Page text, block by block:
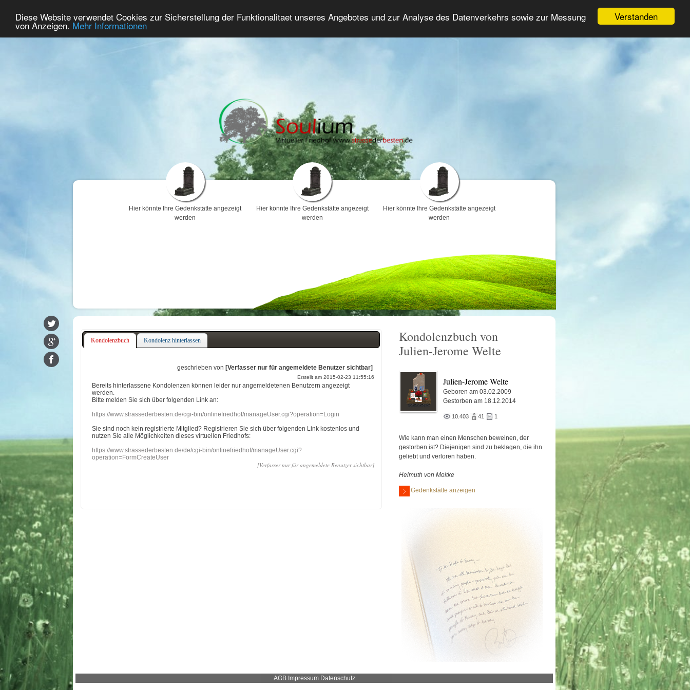
Verstanden
Diese Website verwendet Cookies zur Sicherstellung der Funktionalitaet unseres Angebotes und zur Analyse des Datenverkehrs sowie zur Messung
von Anzeigen. Mehr Informationen
Home Premium Gedenken Trauerforum Erweiterte Suche Anmelden
Hier könnte Ihre Gedenkstätte angezeigt
werden
Hier könnte Ihre Gedenkstätte angezeigt
werden
Hier könnte Ihre Gedenkstätte angezeigt
werden
Kondolenzbuch Kondolenz hinterlassen
geschrieben von [Verfasser nur für angemeldete Benutzer sichtbar]
Erstellt am 2015-02-23 11:55:16
Bereits hinterlassene Kondolenzen können leider nur angemeldetenen Benutzern angezeigt
werden.
Bitte melden Sie sich über folgenden Link an:
https://www.strassederbesten.de/cgi-bin/onlinefriedhof/manageUser.cgi?operation=Login
Sie sind noch kein registrierte Mitglied? Registrieren Sie sich über folgenden Link kostenlos und
nutzen Sie alle Möglichkeiten dieses virtuellen Friedhofs:
https://www.strassederbesten.de/de/cgi-bin/onlinefriedhof/manageUser.cgi?
operation=FormCreateUser
[Verfasser nur für angemeldete Benutzer sichtbar]
Kondolenzbuch von
Julien-Jerome Welte
Julien-Jerome Welte
Geboren am 03.02.2009
Gestorben am 18.12.2014
10.403 41 1
Wie kann man einen Menschen beweinen, der
gestorben ist? Diejenigen sind zu beklagen, die ihn
geliebt und verloren haben.
Helmuth von Moltke
Gedenkstätte anzeigen
AGB Impressum Datenschutz